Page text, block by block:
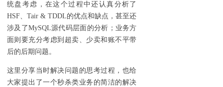
统盘考虑，在这个过程中还认真分析了
HSF、Tair & TDDL的优点和缺点，甚至还
涉及了MySQL源代码层面的分析；业务方
面则要充分考虑到超卖、少卖和账不平带
后的后期问题。
这里分享当时解决问题的思考过程，也给
大家提出了一个秒杀类业务的简洁的解决